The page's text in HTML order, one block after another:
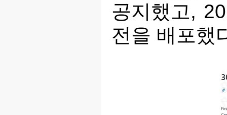
공지했고,
전을 배포했